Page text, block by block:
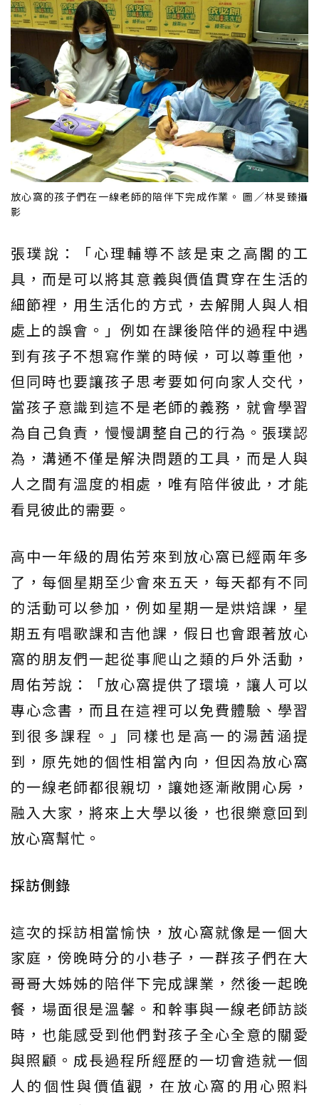
放心窩的孩子們在一線老師的陪伴下完成作業。 圖／林旻臻攝
影
張璞說：「心理輔導不該是束之高閣的工
具，而是可以將其意義與價值貫穿在生活的
細節裡，用生活化的方式，去解開人與人相
處上的誤會。」例如在課後陪伴的過程中遇
到有孩子不想寫作業的時候，可以尊重他，
但同時也要讓孩子思考要如何向家人交代，
當孩子意識到這不是老師的義務，就會學習
為自己負責，慢慢調整自己的行為。張璞認
為，溝通不僅是解決問題的工具，而是人與
人之間有溫度的相處，唯有陪伴彼此，才能
看見彼此的需要。
高中一年級的周佑芳來到放心窩已經兩年多
了，每個星期至少會來五天，每天都有不同
的活動可以參加，例如星期一是烘焙課，星
期五有唱歌課和吉他課，假日也會跟著放心
窩的朋友們一起從事爬山之類的戶外活動，
周佑芳說：「放心窩提供了環境，讓人可以
專心念書，而且在這裡可以免費體驗、學習
到很多課程。」同樣也是高一的湯茜涵提
到，原先她的個性相當內向，但因為放心窩
的一線老師都很親切，讓她逐漸敞開心房，
融入大家，將來上大學以後，也很樂意回到
放心窩幫忙。
採訪側錄
這次的採訪相當愉快，放心窩就像是一個大
家庭，傍晚時分的小巷子，一群孩子們在大
哥哥大姊姊的陪伴下完成課業，然後一起晚
餐，場面很是溫馨。和幹事與一線老師訪談
時，也能感受到他們對孩子全心全意的關愛
與照顧。成長過程所經歷的一切會造就一個
人的個性與價值觀，在放心窩的用心照料